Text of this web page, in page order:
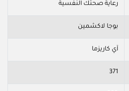
رعاية صحتك النفسية
بوجا لاكشمين
آي كاريزما
371